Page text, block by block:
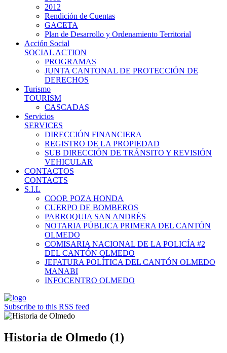
2012
Rendición de Cuentas
GACETA
Plan de Desarrollo y Ordenamiento Territorial
Acción Social
SOCIAL ACTION
PROGRAMAS
JUNTA CANTONAL DE PROTECCIÓN DE
DERECHOS
Turismo
TOURISM
CASCADAS
Servicios
SERVICES
DIRECCIÓN FINANCIERA
REGISTRO DE LA PROPIEDAD
SUB DIRECCIÓN DE TRÁNSITO Y REVISIÓN
VEHICULAR
CONTACTOS
CONTACTS
S.I.L
COOP. POZA HONDA
CUERPO DE BOMBEROS
PARROQUIA SAN ANDRÉS
NOTARIA PÚBLICA PRIMERA DEL CANTÓN
OLMEDO
COMISARIA NACIONAL DE LA POLICÍA #2
DEL CANTÓN OLMEDO
JEFATURA POLÍTICA DEL CANTÓN OLMEDO
MANABI
INFOCENTRO OLMEDO
Subscribe to this RSS feed
Historia de Olmedo (1)